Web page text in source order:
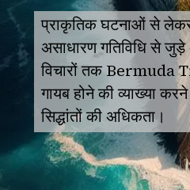
प्राकृतिक घटनाओं से
असाधारण गतिविधि से
विचारों तक Bermuda
गायब होने की व्याख्या
सिद्धांतों की अधिकता।